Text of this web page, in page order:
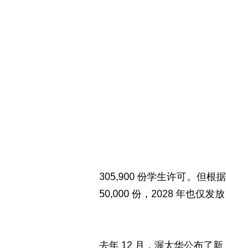
305,900 份学生许可。但根
50,000 份，2028 年也仅发放
去年 12 月，渥太华公布了